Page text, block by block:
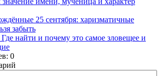
25 сентября: харизматичные
забыть
найти и почему это самое зловещее и
0